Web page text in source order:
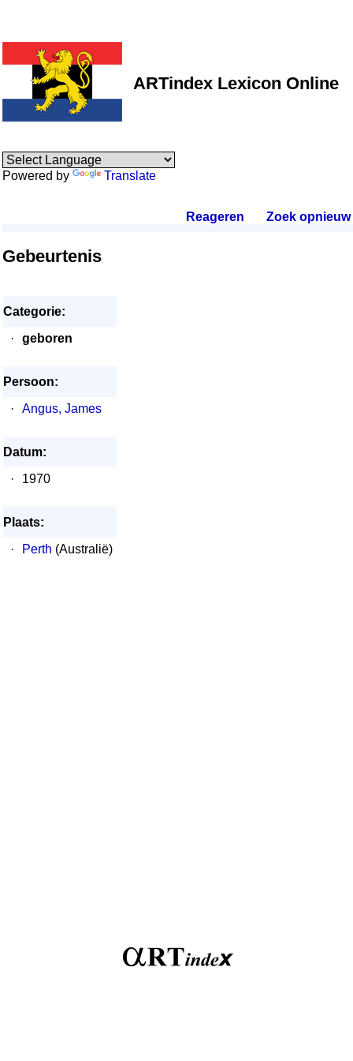
ARTindex Lexicon Online
Powered by Translate
Reageren Zoek opnieuw.
Gebeurtenis
Categorie:
·
geboren
Persoon:
·
Angus, James
Datum:
·
1970
Plaats:
·
Perth (Australië)